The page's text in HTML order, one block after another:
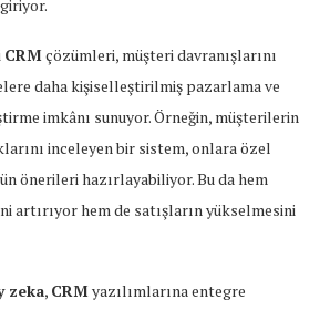
CRMçözümleri, müşteri davranışlarını
daha kişiselleştirilmiş pazarlama ve
imkânı sunuyor. Örneğin, müşterilerin
inceleyen bir sistem, onlara özel
önerileri hazırlayabiliyor. Bu da hem
artırıyor hem de satışların yükselmesini
zeka, CRMyazılımlarına entegre